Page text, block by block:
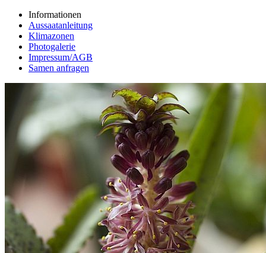
Informationen
Aussaatanleitung
Klimazonen
Photogalerie
Impressum/AGB
Samen anfragen